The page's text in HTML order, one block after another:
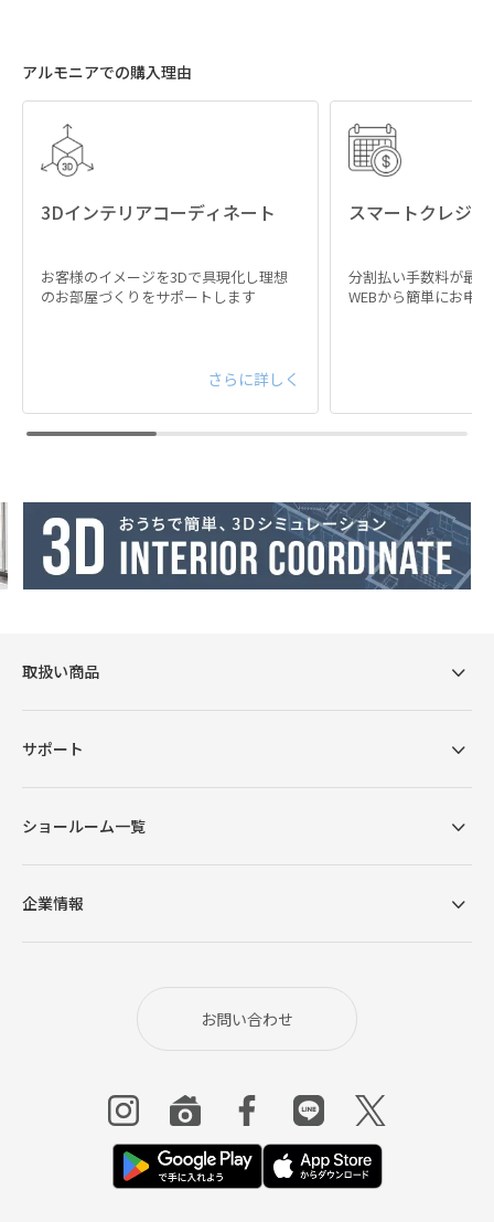
背面
腕を預けやすい高さ、小物を置きやすい幅に計算さ
れたアームレスト。また、包み込むような心地のサ
ます。
ウレタンタイプの座面は、表層に弾力のあるシリコ
ンフィル、下層に3層のウレタンを重ねることで、適
アルモニアでの購入理由
3Dインテリアコーディネート
お客様のイメージを3Dで具現化し理想
のお部屋づくりをサポートします
さらに詳しく
スマートクレジ
分割払い手数料が最
WEBから簡単にお申
取扱い商品
サポート
ショールーム一覧
企業情報
お問い合わせ